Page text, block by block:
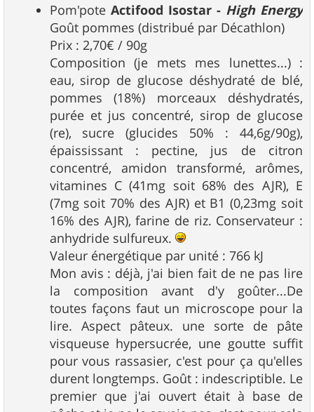
Pom'pote Actifood Isostar - High Energy
Goût pommes (distribué par Décathlon)
Prix : 2,70€ / 90g
Composition (je mets mes lunettes...) :
eau, sirop de glucose déshydraté de blé,
pommes (18%) morceaux déshydratés,
purée et jus concentré, sirop de glucose
(re), sucre (glucides 50% : 44,6g/90g),
épaississant : pectine, jus de citron
concentré, amidon transformé, arômes,
vitamines C (41mg soit 68% des AJR), E
(7mg soit 70% des AJR) et B1 (0,23mg soit
16% des AJR), farine de riz. Conservateur :
anhydride sulfureux.
Valeur énergétique par unité : 766 kJ
Mon avis : déjà, j'ai bien fait de ne pas lire
la composition avant d'y goûter...De
toutes façons faut un microscope pour la
lire. Aspect pâteux. une sorte de pâte
visqueuse hypersucrée, une goutte suffit
pour vous rassasier, c'est pour ça qu'elles
durent longtemps. Goût : indescriptible. Le
premier que j'ai ouvert était à base de